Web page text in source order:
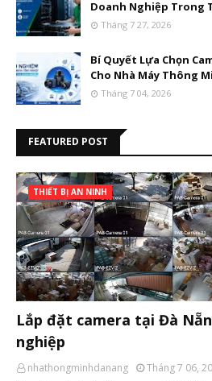
Doanh Nghiệp Trong
Tháng 7 27, 2026
Bí Quyết Lựa Chọn
Cho Nhà Máy Thông
Tháng 7 04, 2026
FEATURED POST
THIẾT BỊ AN NINH
Lắp đặt camera tại Đà
nghiệp
nhathongminhdanang
Tháng 7 06,